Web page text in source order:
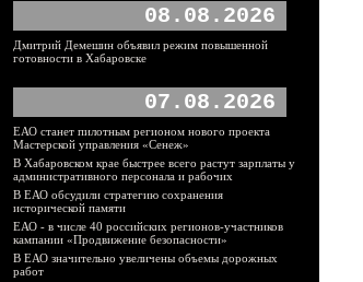
08.08.2026
Дмитрий Демешин объявил режим повышенной
готовности в Хабаровске
07.08.2026
ЕАО станет пилотным регионом нового проекта
Мастерской управления «Сенеж»
В Хабаровском крае быстрее всего растут зарплаты у
административного персонала и рабочих
В ЕАО обсудили стратегию сохранения
исторической памяти
ЕАО - в числе 40 российских регионов-участников
кампании «Продвижение безопасности»
В ЕАО значительно увеличены объемы дорожных
работ